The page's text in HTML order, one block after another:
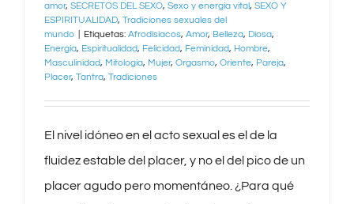
amor, SECRETOS DEL SEXO, Sexo y energía vital, SEXO Y
ESPIRITUALIDAD, Tradiciones sexuales del
mundo
Etiquetas: Afrodisiacos, Amor, Belleza, Diosa,
Energía, Espiritualidad, Felicidad, Feminidad, Hombre,
Masculinidad, Mitología, Mujer, Orgasmo, Oriente, Pareja,
Placer, Tantra, Tradiciones
El nivel idóneo en el acto sexual es el de la
fluidez estable del placer, y no el del pico de un
placer agudo pero momentáneo. ¿Para qué